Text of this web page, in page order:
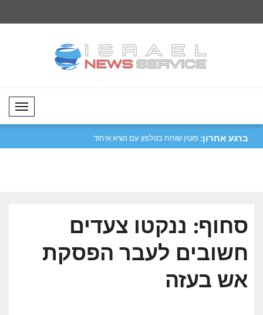
Mobil Menü
ברגע אחרון: פוטין שוחח בטלפון עם נשיא איחוד בזכויות האדם..
סחוף: ננקטו צעדים
חשובים לעבר הפסקת
אש בעזה